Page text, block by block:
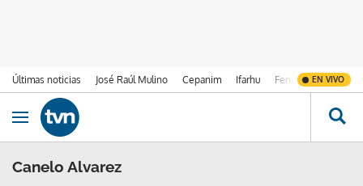
Últimas noticias José Raúl Mulino Cepanim Ifarhu Fenómeno de El
EN VIVO
Ir al contenido
Obrir navegació
Canelo Alvarez